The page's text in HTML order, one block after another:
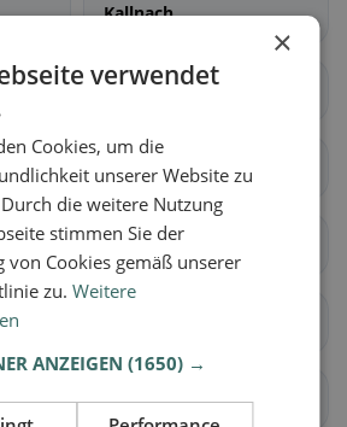
Kallnach
Lyss
Radelfingen
Schüpfen
Bannwil
×
verwendet
Cookies, um die
unserer Website zu
die weitere Nutzung
stimmen Sie der
von Cookies gemäß unserer
zu.Weitere
ANZEIGEN(1650) →